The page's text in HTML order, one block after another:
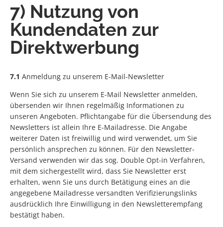
7) Nutzung von
Kundendaten zur
Direktwerbung
7.1 Anmeldung zu unserem E-Mail-Newsletter
Wenn Sie sich zu unserem E-Mail Newsletter anmelden,
übersenden wir Ihnen regelmäßig Informationen zu
unseren Angeboten. Pflichtangabe für die Übersendung des
Newsletters ist allein Ihre E-Mailadresse. Die Angabe
weiterer Daten ist freiwillig und wird verwendet, um Sie
persönlich ansprechen zu können. Für den Newsletter-
Versand verwenden wir das sog. Double Opt-in Verfahren,
mit dem sichergestellt wird, dass Sie Newsletter erst
erhalten, wenn Sie uns durch Betätigung eines an die
angegebene Mailadresse versandten Verifizierungslinks
ausdrücklich Ihre Einwilligung in den Newsletterempfang
bestätigt haben.